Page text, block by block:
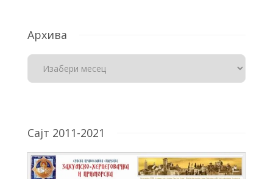
Архива
Сајт 2011-2021